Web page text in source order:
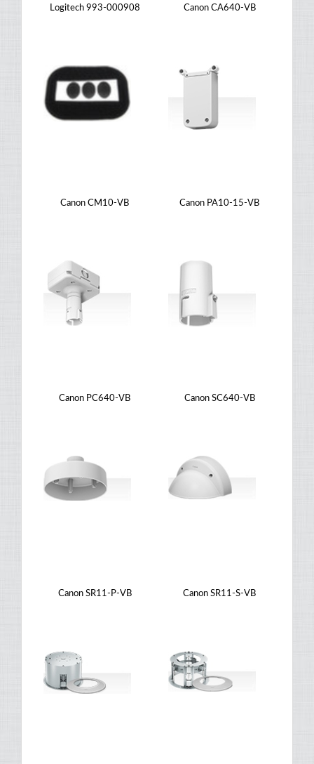
Logitech 993-000908 Canon CA640-VB
Canon CM10-VB Canon PA10-15-VB
Canon PC640-VB Canon SC640-VB
Canon SR11-P-VB Canon SR11-S-VB